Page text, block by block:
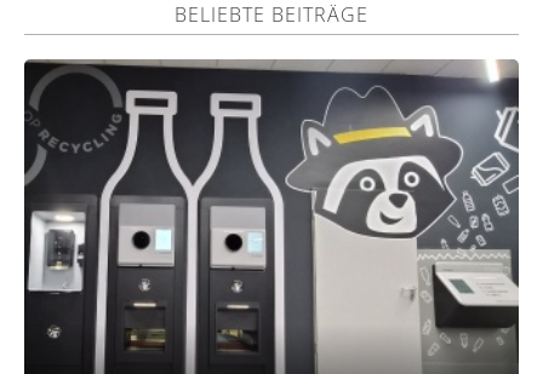
BELIEBTE BEITRÄGE